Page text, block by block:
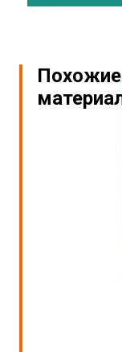
Похожие